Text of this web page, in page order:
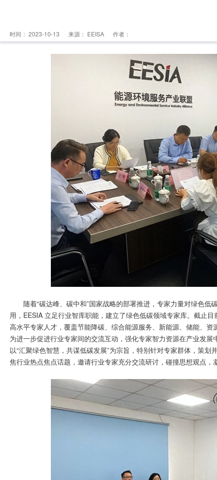
时间： 2023-10-13 来源： EEISA 作者：
随着“碳达峰、碳中和”国家战略的部署推进，专家力量对绿色
用，EESIA 立足行业智库职能，建立了绿色低碳领域专家库。截止
高水平专家人才，覆盖节能降碳、综合能源服务、新能源、储能、
为进一步促进行业专家间的交流互动，强化专家智力资源在产业发
以“汇聚绿色智慧，共谋低碳发展”为宗旨，特别针对专家群体，策划
焦行业热点焦点话题，邀请行业专家充分交流研讨，碰撞思想观点